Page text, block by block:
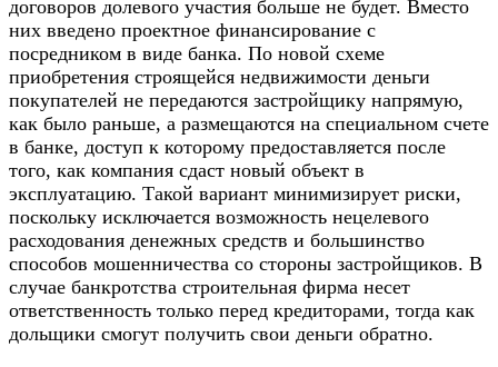
договоров долевого участия больше не будет. Вместо
них введено проектное финансирование с
посредником в виде банка. По новой схеме
приобретения строящейся недвижимости деньги
покупателей не передаются застройщику напрямую,
как было раньше, а размещаются на специальном счете
в банке, доступ к которому предоставляется после
того, как компания сдаст новый объект в
эксплуатацию. Такой вариант минимизирует риски,
поскольку исключается возможность нецелевого
расходования денежных средств и большинство
способов мошенничества со стороны застройщиков. В
случае банкротства строительная фирма несет
ответственность только перед кредиторами, тогда как
дольщики смогут получить свои деньги обратно.